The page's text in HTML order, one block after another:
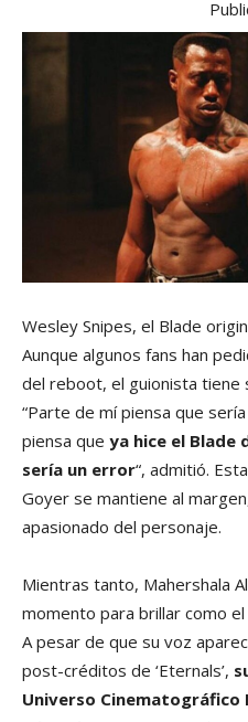
Wesley Snipes, el Blade
Aunque algunos fans han
del reboot, el guionista tiene
“Parte de mí piensa que
piensa que ya hice el Blade
sería un error“, admitió.
Goyer se mantiene al
apasionado del personaje.
Mientras tanto, Mahershala
momento para brillar como
A pesar de que su voz
post-créditos de ‘Eternals’,
Universo Cinematográfico